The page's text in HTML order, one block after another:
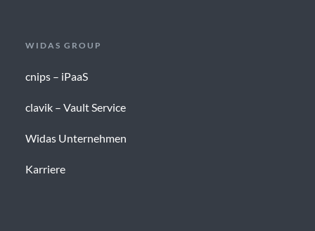
WIDAS GROUP
cnips – iPaaS
clavik – Vault Service
Widas Unternehmen
Karriere